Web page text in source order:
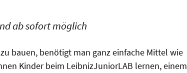
ab sofort möglich
bauen, benötigt man ganz einfache Mittel wie
Kinder beim LeibnizJuniorLAB lernen, einem